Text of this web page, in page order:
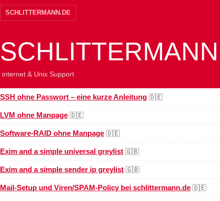
SCHLITTERMANN.DE
SCHLITTERMANN
internet & Unix Support
SSH ohne Passwort – eine kurze Anleitung 🇩🇪
LVM ohne Manpage 🇩🇪
Software-RAID ohne Manpage 🇩🇪
Exim and a simple universal greylist 🇬🇧
Exim and a simple sender ip greylist 🇬🇧
Mail-Setup und Viren/SPAM-Policy bei schlittermann.de 🇩🇪